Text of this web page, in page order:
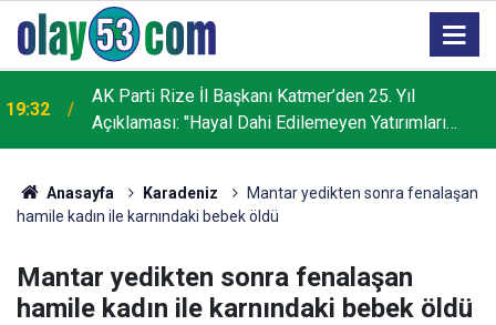
19:32
AK Parti Rize İl Başkanı Katmer’den 25. Yıl
Açıklaması: "Hayal Dahi Edilemeyen Yatırımları
Hayata Geçirdik"
Anasayfa Karadeniz
Mantar yedikten sonra fenalaşan
hamile kadın ile karnındaki bebek öldü
Mantar yedikten sonra fenalaşan
hamile kadın ile karnındaki bebek öldü